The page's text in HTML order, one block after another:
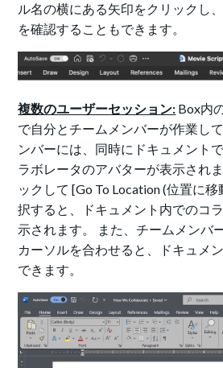
ル名の横にある矢印をクリックし
を確認することもできます。
複数のユーザーセッション: Box内
で自分とチームメンバーが作業し
ンバーには、同時にドキュメント
ラボレータのアバターが表示され
ックして [Go To Location (位置に
択すると、ドキュメント内でのコ
示されます。 また、チームメンバ
カーソルを合わせると、ドキュメ
できます。